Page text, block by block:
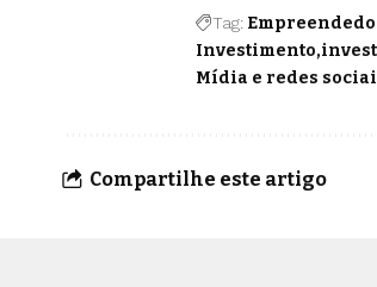
Tag:
Investimento
Mídia e redes
Compartilhe este artigo